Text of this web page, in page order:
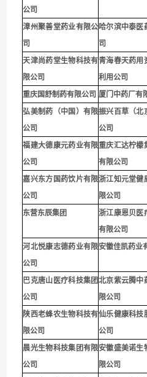
公司
漳州聚善堂药业有限公
司
哈尔滨中泰医
司
天津尚药堂生物科技有
限公司
青海春天药用
利用公司
重庆国舒制药有限公司 厦门中药厂有
弘美制药（中国）有限
公司
振兴百草（北
公司
福建大德康元药业有限
公司
重庆汇达柠檬
有限公司
嘉兴东方国药饮片有限
公司
浙江知元堂健
限公司
东营东辰集团
浙江康恩贝医
有限公司
河北悦康志德药业有限
公司
安徽佳凯药业
巴克唐山医疗科技集团
公司
北京紫云腾中
限公司
陕西老蜂农生物科技有
限公司
仙乐健康科技
公司
晨光生物科技集团有限
公司
安徽盛美诺生
限公司